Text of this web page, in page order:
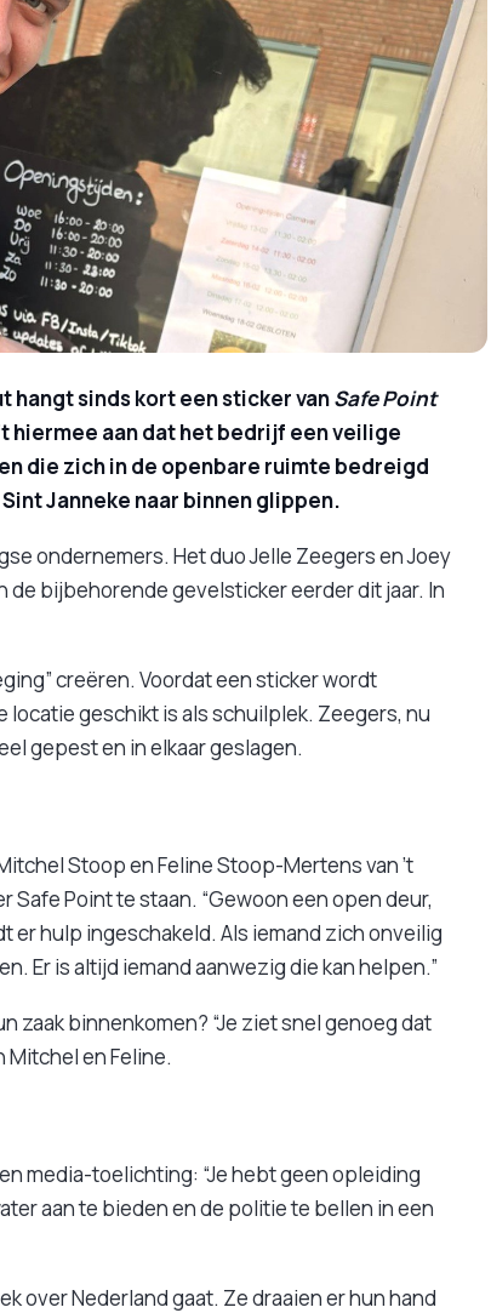
hangt sinds kort een sticker vanSafe Point
aan dat het bedrijf een veilige
die zich in de openbare ruimte bedreigd
Janneke naar binnen glippen.
ondernemers. Het duo Jelle Zeegers en Joey
de bijbehorende gevelsticker eerder dit jaar. In
creëren. Voordat een sticker wordt
geschikt is als schuilplek. Zeegers, nu
gepest en in elkaar geslagen.
Stoop en Feline Stoop-Mertens van ’t
Point te staan. “Gewoon een open deur,
er hulp ingeschakeld. Als iemand zich onveilig
Er is altijd iemand aanwezig die kan helpen.”
zaak binnenkomen? “Je ziet snel genoeg dat
Mitchel en Feline.
media-toelichting: “Je hebt geen opleiding
aan te bieden en de politie te bellen in een
over Nederland gaat. Ze draaien er hun hand